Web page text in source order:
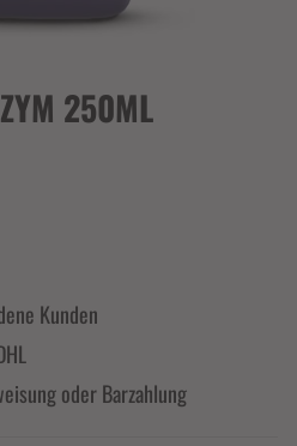
250ML
Kunden
oder Barzahlung